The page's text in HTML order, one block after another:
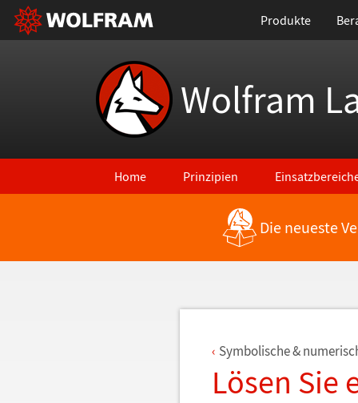
Produkte
Wolfram
Home Prinzipien
Zurück zu den neuesten FeaturesDie neueste
Symbolische &
Lösen Sie